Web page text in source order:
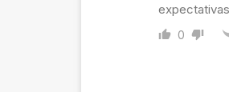
expectativas
0